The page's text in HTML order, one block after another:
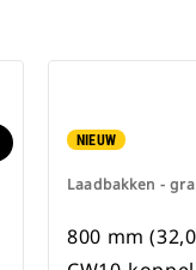
NIEUW
Laadbakken -
800 mm